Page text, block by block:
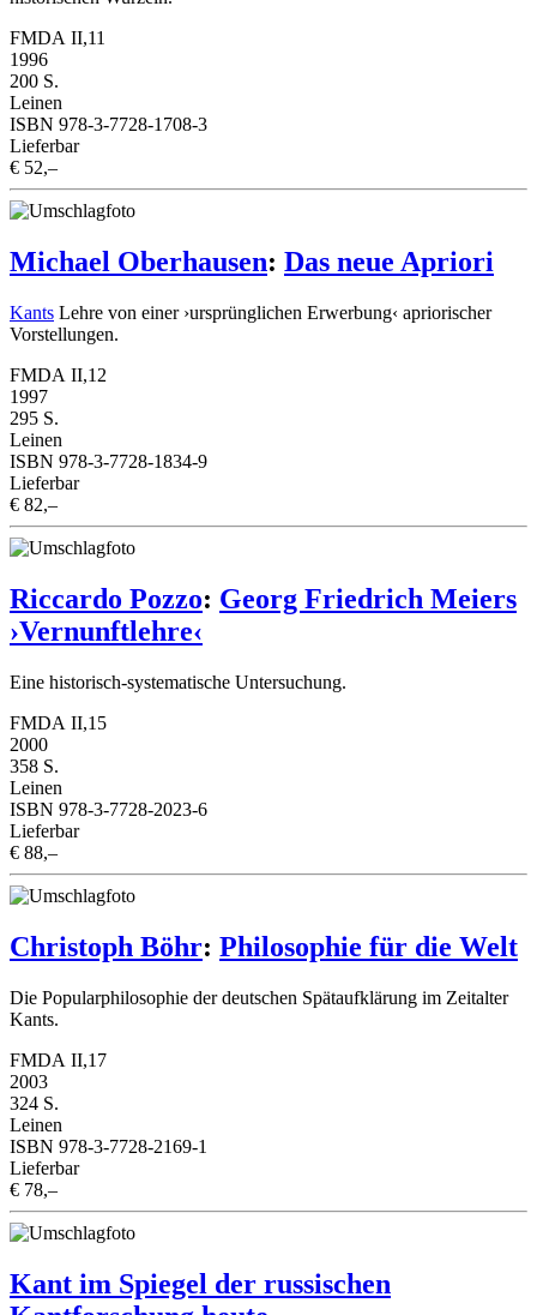
FMDA II,11
1996
200 S.
Leinen
ISBN 978-3-7728-1708-3
Lieferbar
€ 52,–
Michael Oberhausen: Das neue Apriori
Kants Lehre von einer ›ursprünglichen Erwerbung‹ apriorischer
Vorstellungen.
FMDA II,12
1997
295 S.
Leinen
ISBN 978-3-7728-1834-9
Lieferbar
€ 82,–
Riccardo Pozzo: Georg Friedrich Meiers
›Vernunftlehre‹
Eine historisch-systematische Untersuchung.
FMDA II,15
2000
358 S.
Leinen
ISBN 978-3-7728-2023-6
Lieferbar
€ 88,–
Christoph Böhr: Philosophie für die Welt
Die Popularphilosophie der deutschen Spätaufklärung im Zeitalter
Kants.
FMDA II,17
2003
324 S.
Leinen
ISBN 978-3-7728-2169-1
Lieferbar
€ 78,–
Kant im Spiegel der russischen